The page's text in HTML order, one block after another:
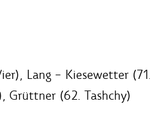
Lang – Kiesewetter
Grüttner (62. Tashchy)